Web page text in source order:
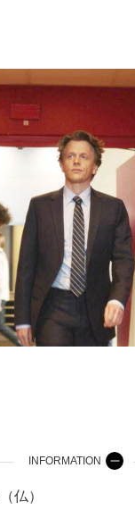
INFORMATION
（仏）